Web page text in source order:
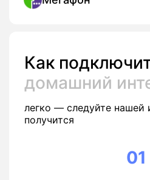
Как
домашний
легко — следуйте нашей
получится
01